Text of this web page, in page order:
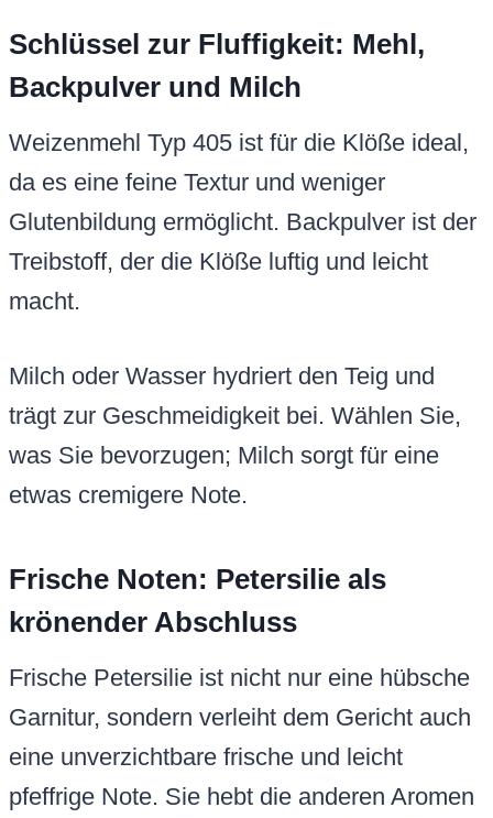
Schlüssel zur Fluffigkeit: Mehl,
Backpulver und Milch
Weizenmehl Typ 405 ist für die Klöße ideal,
da es eine feine Textur und weniger
Glutenbildung ermöglicht. Backpulver ist der
Treibstoff, der die Klöße luftig und leicht
macht.
Milch oder Wasser hydriert den Teig und
trägt zur Geschmeidigkeit bei. Wählen Sie,
was Sie bevorzugen; Milch sorgt für eine
etwas cremigere Note.
Frische Noten: Petersilie als
krönender Abschluss
Frische Petersilie ist nicht nur eine hübsche
Garnitur, sondern verleiht dem Gericht auch
eine unverzichtbare frische und leicht
pfeffrige Note. Sie hebt die anderen Aromen